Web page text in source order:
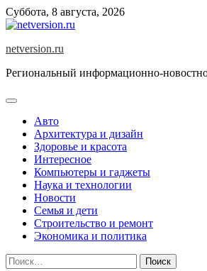
Skip
to
Суббота, 8 августа, 2026
netversion.ru
Региональный информационно-
Авто
Архитектура и дизайн
Здоровье и красота
Интересное
Компьютеры и гаджеты
Наука и технологии
Новости
Семья и дети
Строительство и ремонт
Экономика и политика
Найти: